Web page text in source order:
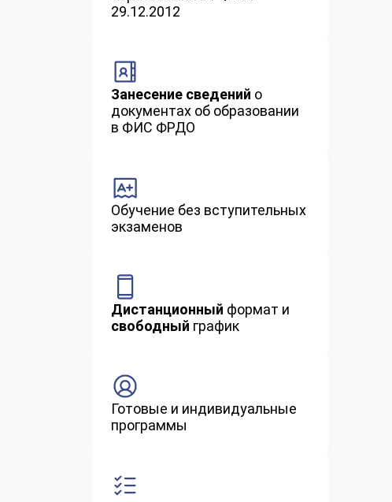
29.12.2012
Занесение сведений о
документах об образовании
в ФИС ФРДО
Обучение без вступительных
экзаменов
Дистанционный формат и
свободный график
Готовые и индивидуальные
программы